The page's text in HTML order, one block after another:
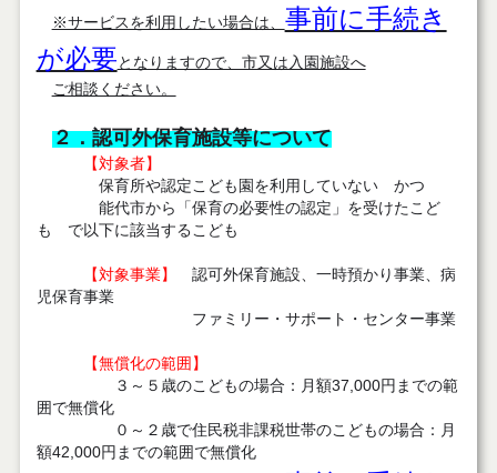
※サービスを利用したい場合は、 事前に手続き
が必要 となりますので、市又は入園施設へ
ご相談ください。
２．認可外保育施設等について
【対象者】
保育所や認定こども園を利用していない かつ
能代市から「保育の必要性の認定」を受けたこど
も で以下に該当するこども
【対象事業】
認可外保育施設、一時預かり事業、病
児保育事業
ファミリー・サポート・センター事業
【無償化の範囲】
３～５歳のこどもの場合：月額37,000円までの範
囲で無償化
０～２歳で住民税非課税世帯のこどもの場合：月
額42,000円までの範囲で無償化